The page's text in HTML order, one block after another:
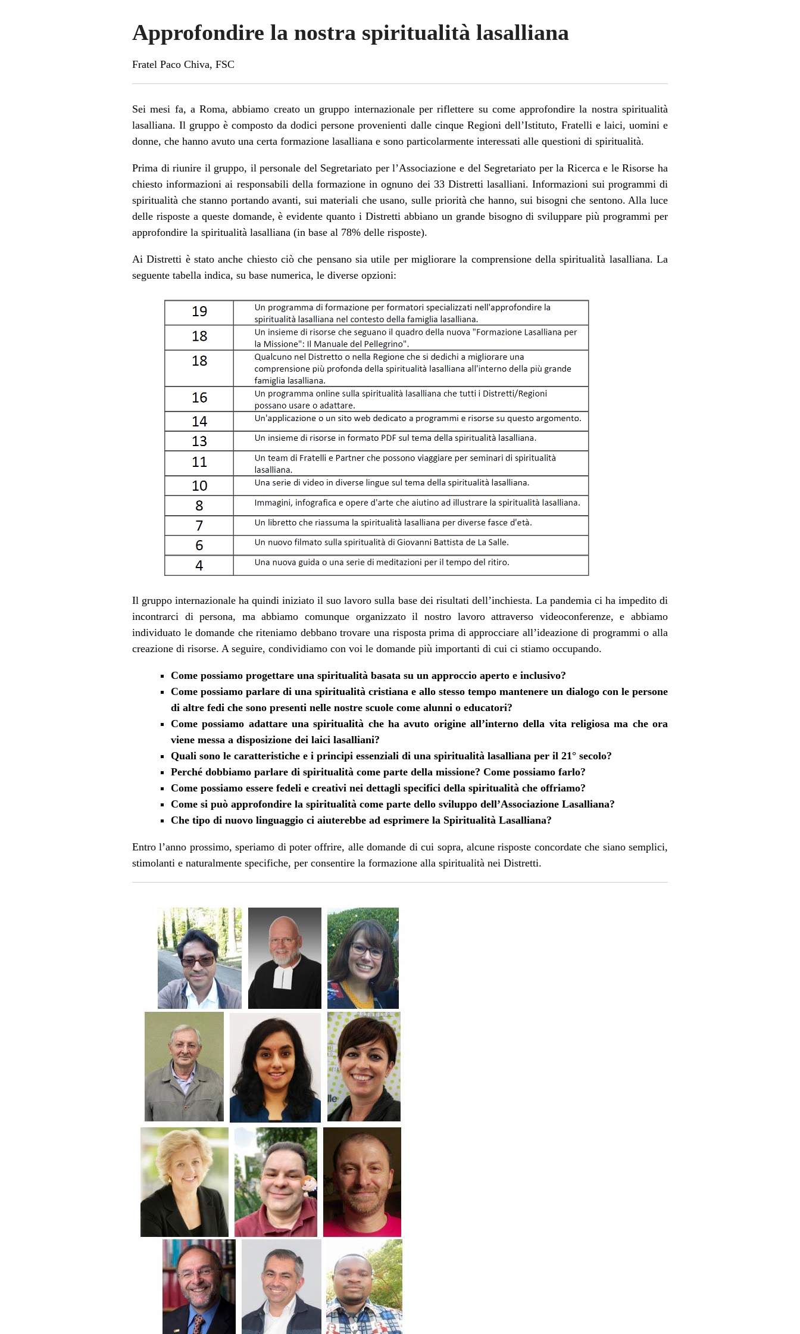
Approfondire la nostra spiritualità lasalliana
Fratel Paco Chiva, FSC
Sei mesi fa, a Roma, abbiamo creato un gruppo internazionale per riflettere su come approfondire la nostra spiritualità
lasalliana. Il gruppo è composto da dodici persone provenienti dalle cinque Regioni dell’Istituto, Fratelli e laici, uomini e
donne, che hanno avuto una certa formazione lasalliana e sono particolarmente interessati alle questioni di spiritualità.
Prima di riunire il gruppo, il personale del Segretariato per l’Associazione e del Segretariato per la Ricerca e le Risorse ha
chiesto informazioni ai responsabili della formazione in ognuno dei 33 Distretti lasalliani. Informazioni sui programmi di
spiritualità che stanno portando avanti, sui materiali che usano, sulle priorità che hanno, sui bisogni che sentono. Alla luce
delle risposte a queste domande, è evidente quanto i Distretti abbiano un grande bisogno di sviluppare più programmi per
approfondire la spiritualità lasalliana (in base al 78% delle risposte).
Ai Distretti è stato anche chiesto ciò che pensano sia utile per migliorare la comprensione della spiritualità lasalliana. La
seguente tabella indica, su base numerica, le diverse opzioni:
Il gruppo internazionale ha quindi iniziato il suo lavoro sulla base dei risultati dell’inchiesta. La pandemia ci ha impedito di
incontrarci di persona, ma abbiamo comunque organizzato il nostro lavoro attraverso videoconferenze, e abbiamo
individuato le domande che riteniamo debbano trovare una risposta prima di approcciare all’ideazione di programmi o alla
creazione di risorse. A seguire, condividiamo con voi le domande più importanti di cui ci stiamo occupando.
Come possiamo progettare una spiritualità basata su un approccio aperto e inclusivo?
Come possiamo parlare di una spiritualità cristiana e allo stesso tempo mantenere un dialogo con le persone
di altre fedi che sono presenti nelle nostre scuole come alunni o educatori?
Come possiamo adattare una spiritualità che ha avuto origine all’interno della vita religiosa ma che ora
viene messa a disposizione dei laici lasalliani?
Quali sono le caratteristiche e i principi essenziali di una spiritualità lasalliana per il 21° secolo?
Perché dobbiamo parlare di spiritualità come parte della missione? Come possiamo farlo?
Come possiamo essere fedeli e creativi nei dettagli specifici della spiritualità che offriamo?
Come si può approfondire la spiritualità come parte dello sviluppo dell’Associazione Lasalliana?
Che tipo di nuovo linguaggio ci aiuterebbe ad esprimere la Spiritualità Lasalliana?
Entro l’anno prossimo, speriamo di poter offrire, alle domande di cui sopra, alcune risposte concordate che siano semplici,
stimolanti e naturalmente specifiche, per consentire la formazione alla spiritualità nei Distretti.